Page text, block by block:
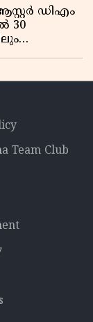
ഡിഎം
30
Team Club